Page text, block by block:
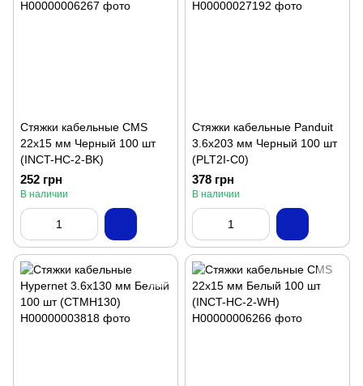
Стяжки кабельные CMS
22x15 мм Черный 100 шт
(INCT-HC-2-BK)
252 грн
В наличии
Стяжки кабельные Panduit
3.6x203 мм Черный 100 шт
(PLT2I-C0)
378 грн
В наличии